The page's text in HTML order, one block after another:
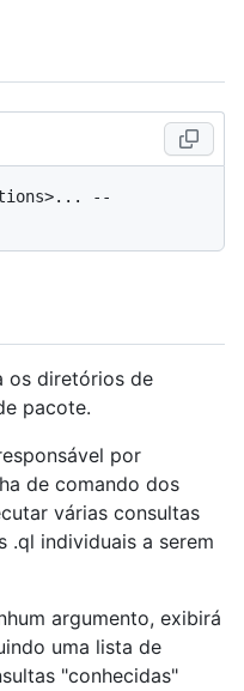
--
os diretórios de
pacote.
por
de comando dos
várias consultas
.ql individuais a serem
argumento, exibirá
uma lista de
"conhecidas"